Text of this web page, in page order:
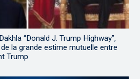
“Donald J. Trump Highway”,
la grande estime mutuelle entre
Trump